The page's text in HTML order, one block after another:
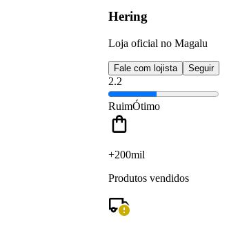
Hering
Loja oficial no Magalu
Fale com lojista Seguir
2.2
RuimÓtimo
+200mil
Produtos vendidos